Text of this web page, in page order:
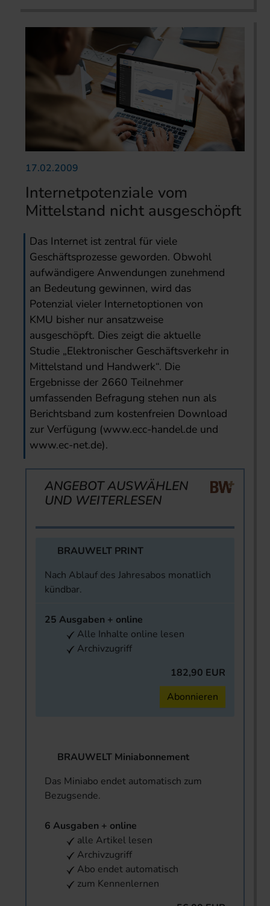
17.02.2009
Internetpotenziale vom
Mittelstand nicht ausgeschöpft
Das Internet ist zentral für viele
Geschäftsprozesse geworden. Obwohl
aufwändigere Anwendungen zunehmend
an Bedeutung gewinnen, wird das
Potenzial vieler Internetoptionen von
KMU bisher nur ansatzweise
ausgeschöpft. Dies zeigt die aktuelle
Studie „Elektronischer Geschäftsverkehr in
Mittelstand und Handwerk“. Die
Ergebnisse der 2660 Teilnehmer
umfassenden Befragung stehen nun als
Berichtsband zum kostenfreien Download
zur Verfügung (www.ecc-handel.de und
www.ec-net.de).
ANGEBOT AUSWÄHLEN
UND WEITERLESEN
BRAUWELT PRINT
Nach Ablauf des Jahresabos monatlich
kündbar.
25 Ausgaben + online
Alle Inhalte online lesen
Archivzugriff
182,90 EUR
Abonnieren
BRAUWELT Miniabonnement
Das Miniabo endet automatisch zum
Bezugsende.
6 Ausgaben + online
alle Artikel lesen
Archivzugriff
Abo endet automatisch
zum Kennenlernen